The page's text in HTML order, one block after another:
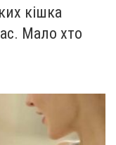
кішка
Мало хто